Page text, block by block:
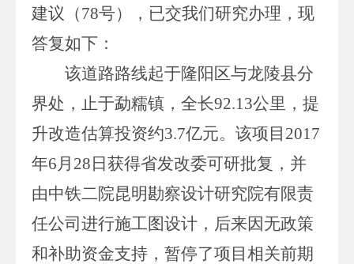
建议（78号），已交我们研究办理，现
答复如下：
该道路路线起于隆阳区与龙陵县分
界处，止于勐糯镇，全长92.13公里，提
升改造估算投资约3.7亿元。该项目 2017
年6月 28 日获得省发改委可研批复，并
由中铁二院昆明勘察设计研究院有限责
任公司进行施工图设计，后来因无政策
和补助资金支持，暂停了项目相关前期